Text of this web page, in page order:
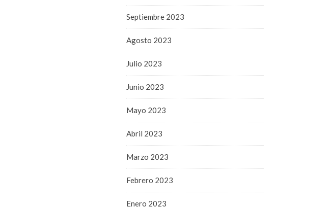
Septiembre 2023
Agosto 2023
Julio 2023
Junio 2023
Mayo 2023
Abril 2023
Marzo 2023
Febrero 2023
Enero 2023